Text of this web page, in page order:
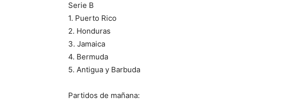
Serie B
1. Puerto Rico
2. Honduras
3. Jamaica
4. Bermuda
5. Antigua y Barbuda
Partidos de mañana: